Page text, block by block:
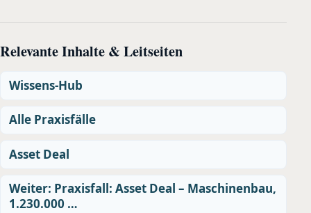
Relevante Inhalte & Leitseiten
Wissens-Hub
Alle Praxisfälle
Asset Deal
Weiter: Praxisfall: Asset Deal – Maschinenbau,
1.230.000 …